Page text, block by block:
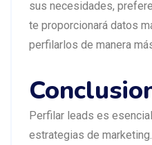
sus necesidades,
te proporcionará datos
perfilarlos de manera
Perfilar leads es
estrategias de